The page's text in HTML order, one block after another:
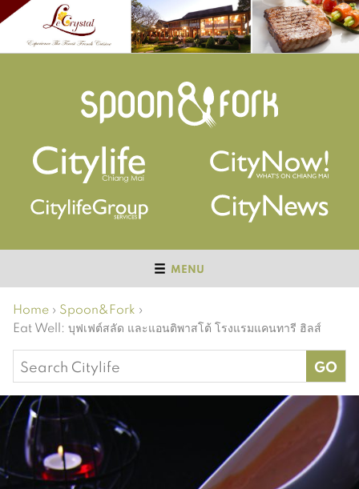
MENU
Home › Spoon&Fork ›
Eat Well: บุฟเฟต์สลัด และแอนติพาสโต้ โรงแรมแคนทารี ฮิลส์
Search
for: